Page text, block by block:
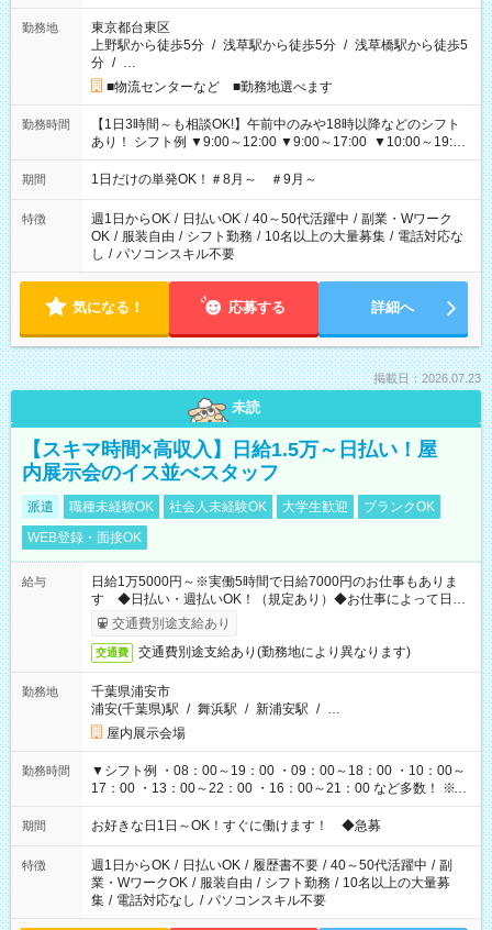
勤務地
東京都台東区
上野駅から徒歩5分 / 浅草駅から徒歩5分 / 浅草橋駅から徒歩5
分 / …
■物流センターなど ■勤務地選べます
勤務時間
【1日3時間～も相談OK!】午前中のみや18時以降などのシフト
あり！ シフト例 ▼9:00～12:00 ▼9:00～17:00 ▼10:00～19:00
▼18:00～21:00
期間 1日だけの単発OK！＃8月～ ＃9月～
特徴 週1日からOK / 日払いOK / 40～50代活躍中 / 副業・Wワーク
OK / 服装自由 / シフト勤務 / 10名以上の大量募集 / 電話対応な
し / パソコンスキル不要
気になる！ 応募する 詳細へ
掲載日：2026.07.23
未読
【スキマ時間×高収入】日給1.5万～日払い！屋
内展示会のイス並べスタッフ
派遣 職種未経験OK 社会人未経験OK 大学生歓迎
ブランクOK
WEB登録・面接OK
給与
日給1万5000円～※実働5時間で日給7000円のお仕事もありま
す ◆日払い・週払いOK！（規定あり）◆お仕事によって日給
も異なります
交通費別途支給あり
交通費 交通費別途支給あり(勤務地により異なります)
勤務地
千葉県浦安市
浦安(千葉県)駅 / 舞浜駅 / 新浦安駅 / …
屋内展示会場
勤務時間
▼シフト例 ・08：00～19：00 ・09：00～18：00 ・10：00～
17：00 ・13：00～22：00 ・16：00～21：00 など多数！ ※お
仕事により勤務時間が異なります
期間 お好きな日1日～OK！すぐに働けます！ ◆急募
特徴 週1日からOK / 日払いOK / 履歴書不要 / 40～50代活躍中 / 副
業・WワークOK / 服装自由 / シフト勤務 / 10名以上の大量募
集 / 電話対応なし / パソコンスキル不要